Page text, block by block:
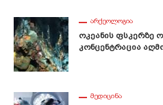
ᲐᲠᲥᲔᲝᲚᲝᲒᲘᲐ
Ოკეანის
Კონცენტრაცია
ᲛᲔᲓᲘᲪᲘᲜᲐ